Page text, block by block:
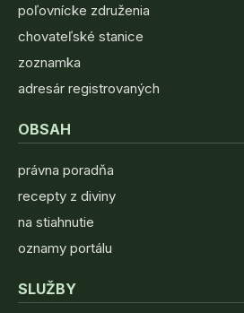
poľovnícke združenia
chovateľské stanice
zoznamka
adresár registrovaných
OBSAH
právna poradňa
recepty z diviny
na stiahnutie
oznamy portálu
SLUŽBY